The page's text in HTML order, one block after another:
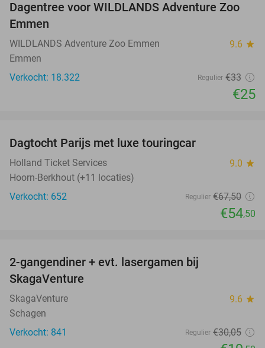
24%
Dagentree voor WILDLANDS Adventure Zoo
Emmen
WILDLANDS Adventure Zoo Emmen 9.6 star
Emmen
Verkocht: 18.322
Regulier €33
€25
Dagtocht Parijs met luxe touringcar
Holland Ticket Services 9.0 star
Hoorn-Berkhout (+11 locaties)
Verkocht: 652
Regulier €67,50
€54,50
2-gangendiner + evt. lasergamen bij
SkagaVenture
SkagaVenture 9.6 star
Schagen
Verkocht: 841
Regulier €30,05